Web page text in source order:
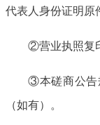
代表人身份证明原
②营业执照复
③本磋商公告
（如有）。